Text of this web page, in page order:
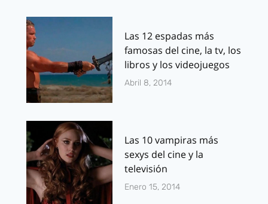
Las 12 espadas más
famosas del cine, la tv, los
libros y los videojuegos
Abril 8, 2014
Las 10 vampiras más
sexys del cine y la
televisión
Enero 15, 2014